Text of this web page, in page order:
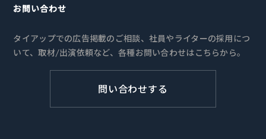
お問い合わせ
タイアップでの広告掲載のご相談、社員やライターの採用につ
いて、取材/出演依頼など、各種お問い合わせはこちらから。
問い合わせする